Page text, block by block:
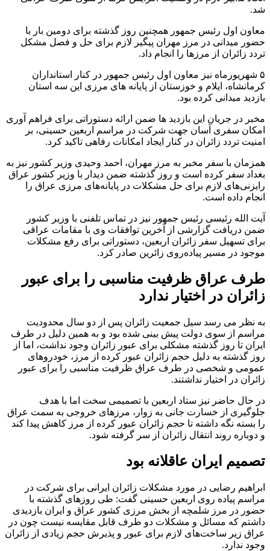
شد.
معاون اول رئیس جمهور همچنین روز گذشته برای دومین بار با
حضور میدانی در مرز مهران پیگیر لازم برای حل و فصل مشکل
تردد زائران از مرزها را انجام داد.
۵ شهریورماه نیز معاون اول رئیس جمهور در کنار استانداران
کرمانشاه، ایلام و خوزستان از پایانه های مرزی این سه استان
بازدید میدانی کرده بود.
مخبر در جریان این بازدید ها ضمن ارائه دستوراتی برای فراهم آوری
امکان سفری آسان جهت شرکت در مراسم اربعین حسینی، بر
امنیت تردد زائران در کنار ایجاد امکانات رفاهی تاکید کرد.
همزمان با سفر مخبر به مرز مهران، احمد وحیدی وزیر کشور نیز به
بغداد سفر کرده است و روز گذشته ضمن دیدار با وزیر کشور عراق
رایزنی‌های لازم برای حل مشکلات در پایانه‌های مرزی عراق را
انجام داده است.
آیت الله رئیسی رئیس جمهور نیز در تماس تلفنی با وزیر کشور
ضمن دریافت گزارشی از آخرین توافقات وی با مقامات عراقی
برای تسهیل سفر زائران اربعین، دستوراتی برای رفع مشکلات
موجود در مسیر پیاده‌روی زائرین صادر کرد.
طرف عراق ظرفیت مناسبی را برای عبور
زائران در اختیار ندارد
به نظر می رسد سیل جمعیت زائران پس از دو سال محدودیت
مراسم از سوی دولت پیش بینی شده بود و به همین دلیل در طرف
ایران تا روز گذشته مشکلی برای عبور زائران وجود نداشت، اما از
روز گذشته به دلیل حجم زائران عبور کرده از مرز، خودروهای
عمومی و شخصی در طرف عراق ظرفیت مناسبی را برای عبور
زائران در اختیار نداشتند.
در حال حاضر نیز ستاد اربعین با تصمیمی سخت اما با هدف
جلوگیری از خسارت جانی به زوار، مرزهای خروجی به سمت عراق
را بسته نگه داشته تا حجم زائران عبور کرده از مرز کاهش پیدا کند
و دوباره روند انتقال زائران از سر گرفته شود.
تصمیم ایران عاقلانه بود
ابراهیم رضایی در مورد مشکلات زائران ایرانی برای شرکت در
مراسم پیاده روی اربعین حسینی گفت: طی روزهای گذشته با
حضور در مرز شلمچه از بخش مرزی کشور عراق و ایران بازدیدی
داشتم که مسائل و مشکلات دو طرف قابل مقایسه نیست چون در
عراق زیر ساخت‌های لازم برای عبور و پذیرش حجم زیادی از زائران
وجود ندارد.